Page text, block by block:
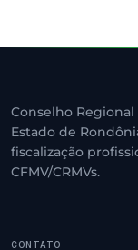
Conselho
Estado de
fiscalização
CFMV/CRMVs.
CONTATO